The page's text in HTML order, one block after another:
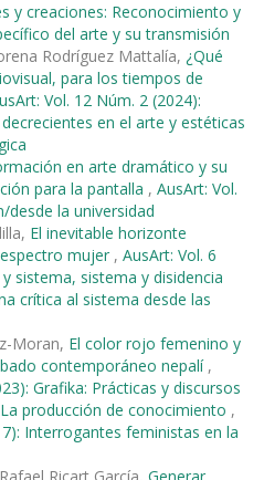
y creaciones: Reconocimiento y
del arte y su transmisión
Rodríguez Mattalía, ¿Qué
para los tiempos de
Vol. 12 Núm. 2 (2024):
en el arte y estéticas
en arte dramático y su
para la pantalla , AusArt: Vol.
desde la universidad
El inevitable horizonte
mujer , AusArt: Vol. 6
sistema, sistema y disidencia
crítica al sistema desde las
Moran, El color rojo femenino y
contemporáneo nepalí ,
Grafika: Prácticas y discursos
La producción de conocimiento ,
Interrogantes feministas en la